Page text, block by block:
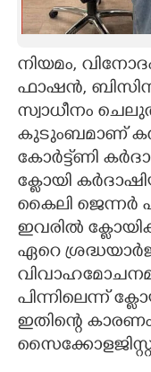
ASTRO
CARTOONS
LITERATURE
ZOOM
CONTACT US
നിയമം,
ഫാഷൻ,
സ്വാധീനം
കുടുംബമാണ്
കോർട്ട‌്ണി
ക്ളോയി
കൈലി ജെന്നർ
ഇവരിൽ
ഏറെ
പിന്നിലെന്ന്
ഇതിന്റെ